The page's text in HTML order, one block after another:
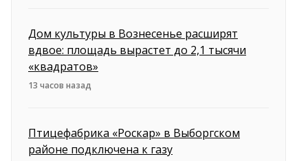
Дом культуры в Вознесенье расширят
вдвое: площадь вырастет до 2,1 тысячи
«квадратов»
13 часов назад
Птицефабрика «Роскар» в Выборгском
районе подключена к газу